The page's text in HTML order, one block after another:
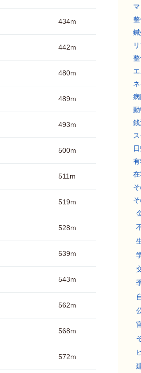
434m
442m
480m
489m
493m
500m
511m
519m
528m
539m
543m
562m
568m
572m